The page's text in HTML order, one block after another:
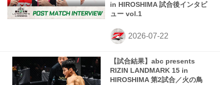
in HIROSHIMA 試合後インタビ
ュー vol.1
【試合結果】abc presents
RIZIN LANDMARK 15 in
HIROSHIMA 第2試合／火の鳥